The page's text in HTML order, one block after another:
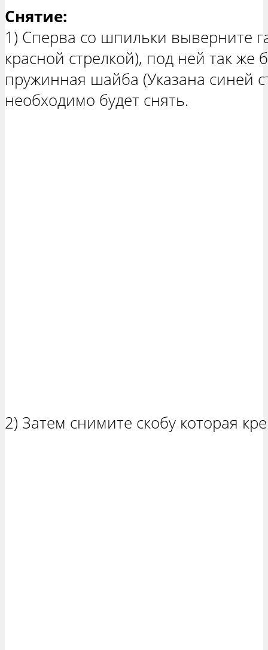
Снятие:
1) Сперва со шпильки выверните
красной стрелкой), под ней так же
пружинная шайба (Указана синей
необходимо будет снять.
2) Затем снимите скобу которая